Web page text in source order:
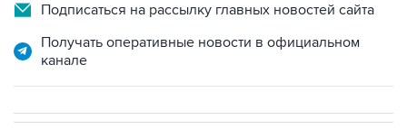
Подписаться на рассылку главных новостей сайта
Получать оперативные новости в официальном
канале